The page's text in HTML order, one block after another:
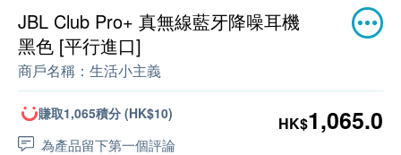
JBL Club Pro+ 真無線藍牙降噪耳機
黑色 [平行進口]
商戶名稱： 生活小主義
賺取1,065積分 (HK$10)
為產品留下第一個評論
HK$1,065.0